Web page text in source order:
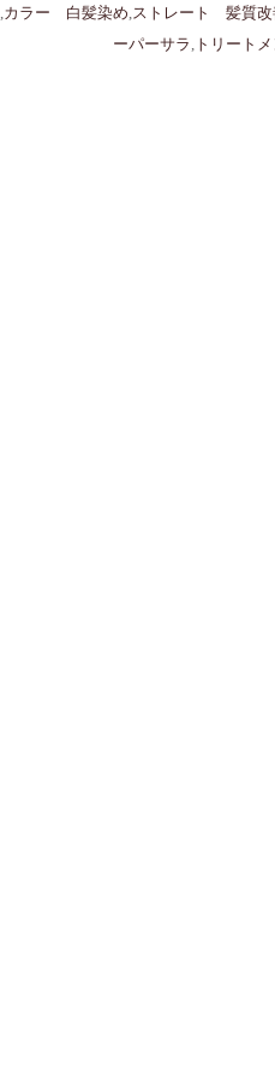
,カラー 白髪染め,ストレート 髪質
ーパーサラ , トリート